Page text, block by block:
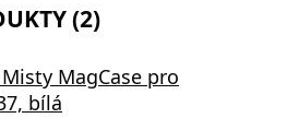
(2)
MagCase pro
bílá